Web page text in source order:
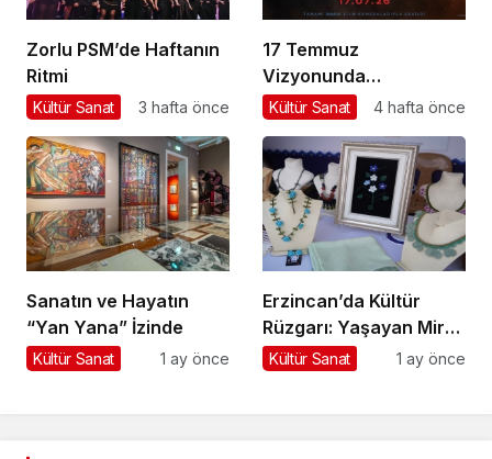
Zorlu PSM’de Haftanın
Ritmi
Kültür Sanat 3 hafta önce
17 Temmuz
Vizyonunda
Aksiyondan Dramaya
Kültür Sanat 4 hafta önce
Sanatın ve Hayatın
“Yan Yana” İzinde
Kültür Sanat 1 ay önce
Erzincan’da Kültür
Rüzgarı: Yaşayan Miras
Şöleni Şehre İz Bıraktı
Kültür Sanat 1 ay önce